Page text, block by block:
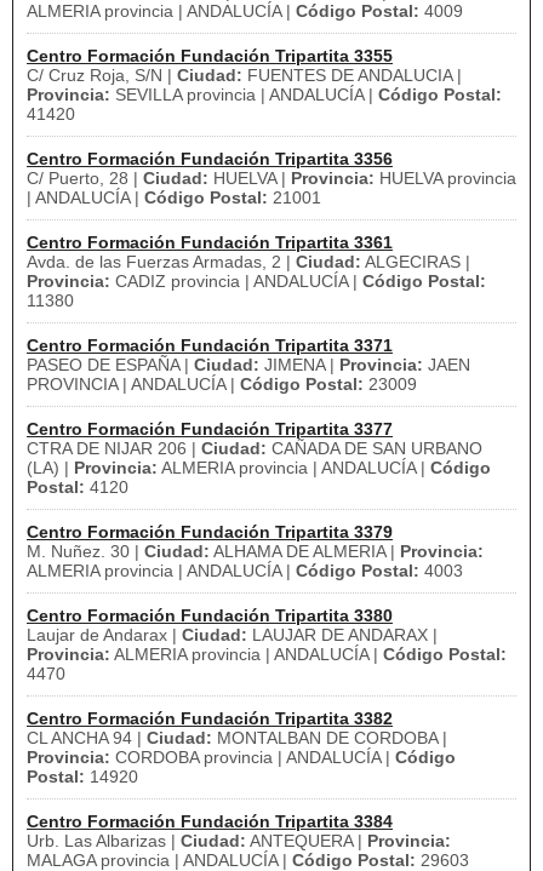
ALMERIA provincia | ANDALUCÍA | Código Postal: 4009
Centro Formación Fundación Tripartita 3355
C/ Cruz Roja, S/N | Ciudad: FUENTES DE ANDALUCIA |
Provincia: SEVILLA provincia | ANDALUCÍA | Código Postal:
41420
Centro Formación Fundación Tripartita 3356
C/ Puerto, 28 | Ciudad: HUELVA | Provincia: HUELVA provincia
| ANDALUCÍA | Código Postal: 21001
Centro Formación Fundación Tripartita 3361
Avda. de las Fuerzas Armadas, 2 | Ciudad: ALGECIRAS |
Provincia: CADIZ provincia | ANDALUCÍA | Código Postal:
11380
Centro Formación Fundación Tripartita 3371
PASEO DE ESPAÑA | Ciudad: JIMENA | Provincia: JAEN
PROVINCIA | ANDALUCÍA | Código Postal: 23009
Centro Formación Fundación Tripartita 3377
CTRA DE NIJAR 206 | Ciudad: CAÑADA DE SAN URBANO
(LA) | Provincia: ALMERIA provincia | ANDALUCÍA | Código
Postal: 4120
Centro Formación Fundación Tripartita 3379
M. Nuñez. 30 | Ciudad: ALHAMA DE ALMERIA | Provincia:
ALMERIA provincia | ANDALUCÍA | Código Postal: 4003
Centro Formación Fundación Tripartita 3380
Laujar de Andarax | Ciudad: LAUJAR DE ANDARAX |
Provincia: ALMERIA provincia | ANDALUCÍA | Código Postal:
4470
Centro Formación Fundación Tripartita 3382
CL ANCHA 94 | Ciudad: MONTALBAN DE CORDOBA |
Provincia: CORDOBA provincia | ANDALUCÍA | Código
Postal: 14920
Centro Formación Fundación Tripartita 3384
Urb. Las Albarizas | Ciudad: ANTEQUERA | Provincia:
MALAGA provincia | ANDALUCÍA | Código Postal: 29603